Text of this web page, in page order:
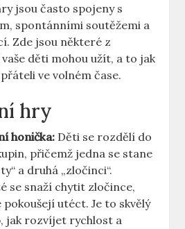
jsou často spojeny s
spontánními soutěžemi a
Zde jsou některé z
děti mohou užít, a to jak
ve volném čase.
hry
honička: Děti se rozdělí do
přičemž jedna se stane
a druhá „zločinci“.
se snaží chytit zločince,
pokoušejí utéct. Je to skvělý
jak rozvíjet rychlost a